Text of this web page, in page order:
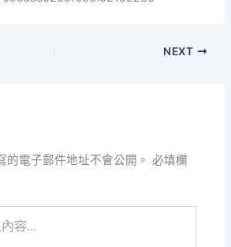
NEXT
的電子郵件地址不會公開。 必填欄